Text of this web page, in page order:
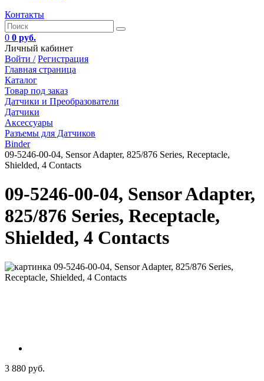
Контакты
0 0 руб.
Личный кабинет
Войти / Регистрация
Главная страница
Каталог
Товар под заказ
Датчики и Преобразователи
Датчики
Аксессуары
Разъемы для Датчиков
Binder
09-5246-00-04, Sensor Adapter, 825/876 Series, Receptacle,
Shielded, 4 Contacts
09-5246-00-04, Sensor Adapter,
825/876 Series, Receptacle,
Shielded, 4 Contacts
3 880 руб.